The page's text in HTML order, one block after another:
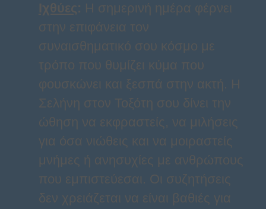
Ιχθύες: Η σημερινή ημέρα φέρνει
στην επιφάνεια τον
συναισθηματικό σου κόσμο με
τρόπο που θυμίζει κύμα που
φουσκώνει και ξεσπά στην ακτή. Η
Σελήνη στον Τοξότη σου δίνει την
ώθηση να εκφραστείς, να μιλήσεις
για όσα νιώθεις και να μοιραστείς
μνήμες ή ανησυχίες με ανθρώπους
που εμπιστεύεσαι. Οι συζητήσεις
δεν χρειάζεται να είναι βαθιές για